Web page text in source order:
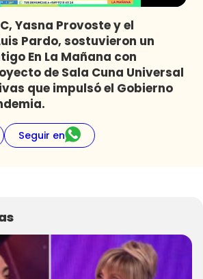
Yasna Provoste y el
Pardo, sostuvieron un
En La Mañana con
de Sala Cuna Universal
que impulsó el Gobierno
Seguir en